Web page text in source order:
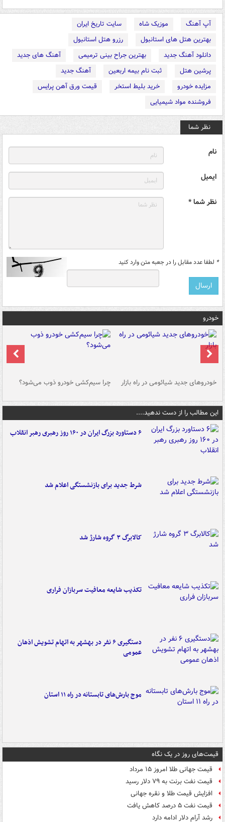
آپ آهنگ موزیک شاه
سایت تاریخ ایران
بهترین هتل های استانبول
رزرو هتل استانبول
دانلود آهنگ جدید
بهترین جراح بینی ترمیمی
آهنگ های جدید
پرشین هتل
ثبت نام بیمه اربعین
آهنگ جدید
مزایده خودرو
خرید بلیط استخر
قیمت ورق آهن پرایس
فروشنده مواد شیمیایی
نظر شما
نام
ایمیل
نظر شما *
* لطفا عدد مقابل را در جعبه متن وارد کنید
خودرو
خودروهای جدید شیائومی در راه بازار چرا سیم‌کشی خودرو ذوب می‌شود؟
این مطالب را از دست ندهید....
۶ دستاورد بزرگ ایران در ۱۶۰ روز رهبری رهبر انقلاب
شرط جدید برای بازنشستگی اعلام شد
کالابرگ ۳ گروه شارژ شد
تکذیب شایعه معافیت سربازان فراری
دستگیری ۶ نفر در بهشهر به اتهام تشویش اذهان
عمومی
موج بارش‌های تابستانه در راه ۱۱ استان
قیمت‌های روز در یک نگاه
قیمت جهانی طلا امروز ۱۵ مرداد
قیمت نفت برنت به ۷۹ دلار رسید
افزایش قیمت طلا و نقره جهانی
قیمت نفت ۵ درصد کاهش یافت
رشد آرام دلار ادامه دارد